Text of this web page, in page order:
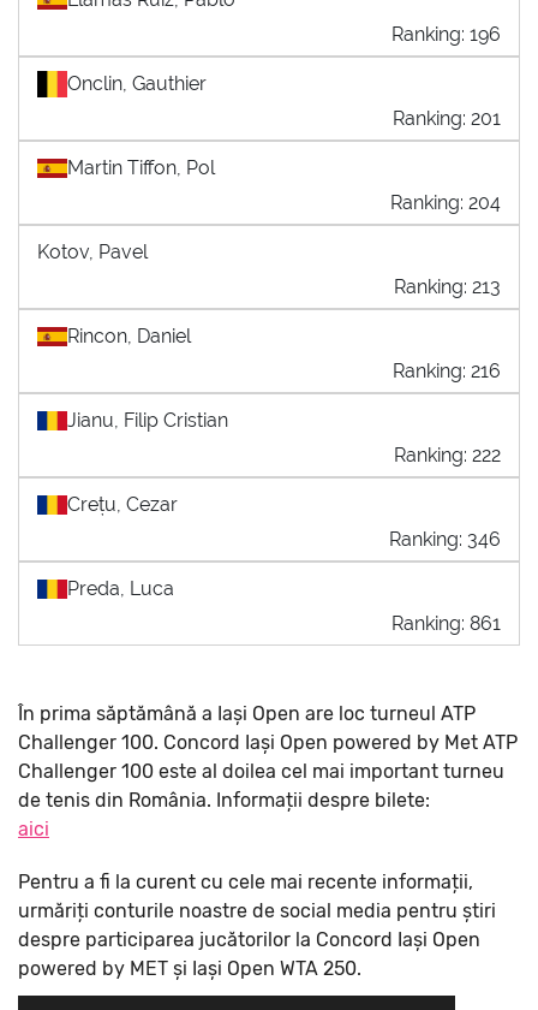
Ranking: 196
Onclin, Gauthier
Ranking: 201
Martin Tiffon, Pol
Ranking: 204
Kotov, Pavel
Ranking: 213
Rincon, Daniel
Ranking: 216
Jianu, Filip Cristian
Ranking: 222
Crețu, Cezar
Ranking: 346
Preda, Luca
Ranking: 861
În prima săptămână a Iași Open are loc turneul ATP
Challenger 100. Concord Iași Open powered by Met ATP
Challenger 100 este al doilea cel mai important turneu
de tenis din România. Informații despre bilete:
aici
Pentru a fi la curent cu cele mai recente informații,
urmăriți conturile noastre de social media pentru știri
despre participarea jucătorilor la Concord Iași Open
powered by MET și Iași Open WTA 250.